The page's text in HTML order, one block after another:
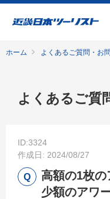
ホーム よくあるご質問・お
よくあるご質
ID:3324
作成日: 2024/08/27
高額の1枚の
少額のアワ